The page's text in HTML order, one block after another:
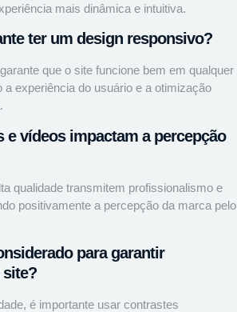
mais dinâmica e intuitiva.
ter um design responsivo?
que o site funcione bem em qualquer
a experiência do usuário e a otimização
e vídeos impactam a percepção
qualidade transmitem profissionalismo e
positivamente a percepção da marca pelo
para garantir
site?
é importante usar contrastes